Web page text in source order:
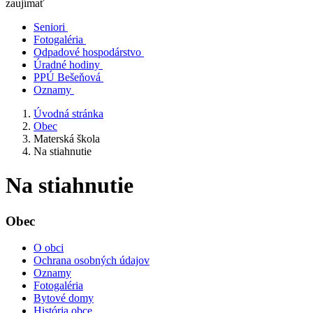
zaujímať
Seniori
Fotogaléria
Odpadové hospodárstvo
Úradné hodiny
PPÚ Bešeňová
Oznamy
Úvodná stránka
Obec
Materská škola
Na stiahnutie
Na stiahnutie
Obec
O obci
Ochrana osobných údajov
Oznamy
Fotogaléria
Bytové domy